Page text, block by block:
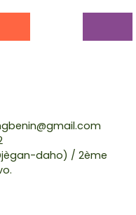
daho) / 2ème